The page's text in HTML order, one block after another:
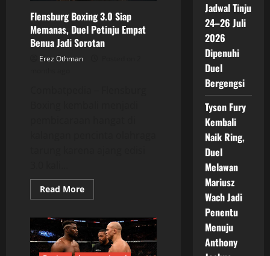
Flensburg Boxing 3.0 Siap
Memanas, Duel Petinju Empat
Benua Jadi Sorotan
Erez Othman
Read MoreRead
more
Boxing
3.0
Siap
Memanas,
Jadwal Tinju
24–26 Juli
2026
Dipenuhi
Duel
Bergengsi
Tyson Fury
Kembali
Naik Ring,
Duel
Melawan
Mariusz
Wach Jadi
Penentu
Menuju
Anthony